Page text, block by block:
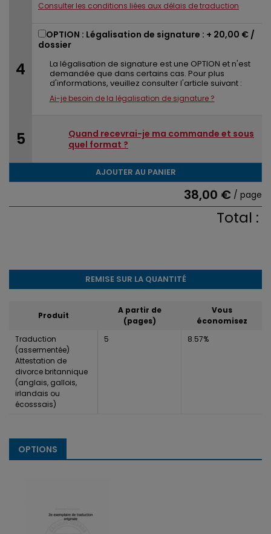
Consulter les conditions liées aux délais de traduction
OPTION : Légalisation de signature : + 20,00 € /
dossier
La légalisation de signature est une OPTION et n'est
demandée que dans certains cas. Pour plus
d'informations, veuillez consulter l'article suivant :
Ai-je besoin de la légalisation de signature ?
Quand recevrai-je ma commande et sous
quel format ?
AJOUTER AU PANIER
38,00 € / page
Total :
REMISE SUR LA QUANTITÉ
Produit
A partir de
(pages)
Vous
économisez
Traduction
(assermentée)
Attestation de
divorce britannique
(anglais, gallois,
irlandais ou
écosssais)
5 8.57%
OPTIONS